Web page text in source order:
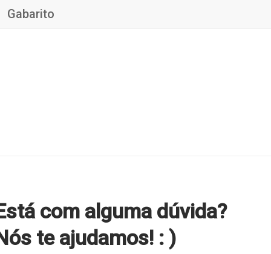
Gabarito
com alguma dúvida?
te ajudamos! : )